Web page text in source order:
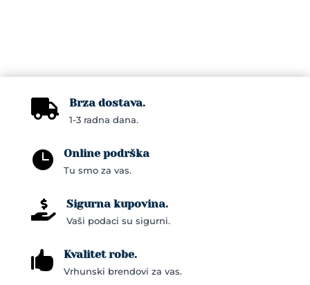
 Brza dostava.
1-3 radna dana.
 Online podrška
Tu smo za vas.
 Sigurna kupovina.
Vaši podaci su sigurni.
 Kvalitet robe.
Vrhunski brendovi za vas.